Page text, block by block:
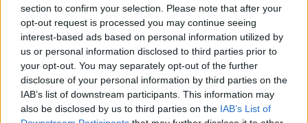
section to confirm your selection. Please note that after your
opt-out request is processed you may continue seeing
interest-based ads based on personal information utilized by
us or personal information disclosed to third parties prior to
your opt-out. You may separately opt-out of the further
disclosure of your personal information by third parties on the
IAB’s list of downstream participants. This information may
also be disclosed by us to third parties on the IAB’s List of
την ομάδα που εκπροσωπούν.
Όσο για το αγωνιστικό; Συγκεκριμένα ανέφερε ότι
μίλησε με κάποιους παίκτες των «πρασίνων» και
το πρώτο πράγμα που τους ρωτούσε ήταν να
εκφέρουν την άποψή τους για το «τι δεν πήγε
καλά πέρυσι». Και στη συνέχεια τους έλεγε την